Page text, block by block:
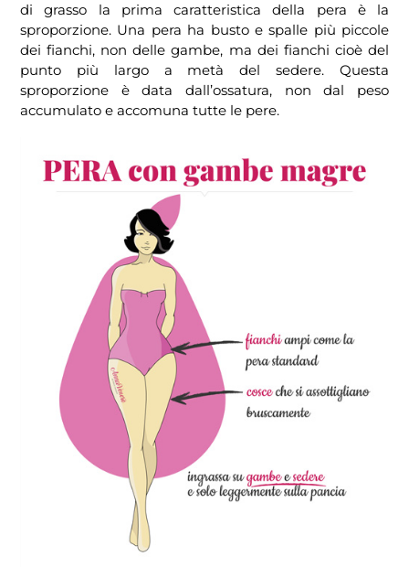
di grasso la prima caratteristica della pera è la
sproporzione. Una pera ha busto e spalle più piccole
dei fianchi, non delle gambe, ma dei fianchi cioè del
punto più largo a metà del sedere. Questa
sproporzione è data dall’ossatura, non dal peso
accumulato e accomuna tutte le pere.